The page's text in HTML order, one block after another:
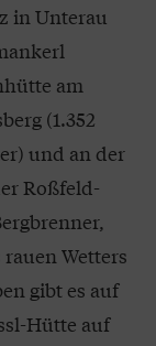
in Unterau
am
(1.352
und an der
Roßfeld-
Wetters
gibt es auf
Hütte auf